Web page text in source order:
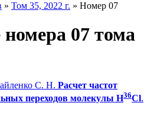
» Том 35, 2022 г. » Номер 07
07 тома
С. Н. Расчет частот
переходов молекулы H36Cl.